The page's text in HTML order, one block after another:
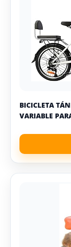
BICICLETA
VARIABLE